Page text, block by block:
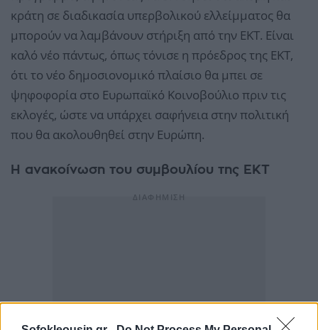
κράτη σε διαδικασία υπερβολικού ελλείμματος θα
μπορούν να λαμβάνουν στήριξη από την ΕΚΤ. Είναι
καλό νέο πάντως, όπως τόνισε η πρόεδρος της ΕΚΤ,
ότι το νέο δημοσιονομικό πλαίσιο θα μπει σε
ψηφοφορία στο Ευρωπαϊκό Κοινοβούλιο πριν τις
εκλογές, ώστε να υπάρχει σαφήνεια στην πολιτική
που θα ακολουθηθεί στην Ευρώπη.
Η ανακοίνωση του συμβουλίου της ΕΚΤ